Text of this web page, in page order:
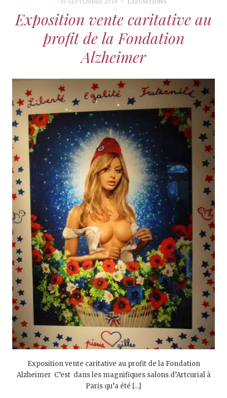
19 SEPTEMBRE 2018 EXPOSITIONS
Exposition vente caritative au
profit de la Fondation
Alzheimer
Exposition vente caritative au profit de la Fondation
Alzheimer C’est dans les magnifiques salons d’Artcurial à
Paris qu’a été […]